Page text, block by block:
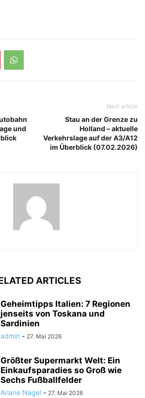
und
Next article
Stau an der Grenze zu
Holland – aktuelle
Verkehrslage auf der A3/A12
im Überblick (07.02.2026)
ARTICLES
Geheimtipps Italien: 7 Regionen
jenseits von Toskana und
Sardinien
admin - 27. Mai 2026
Größter Supermarkt Welt: Ein
Einkaufsparadies so Groß wie
Sechs Fußballfelder
Ariane Nagel - 27. Mai 2026